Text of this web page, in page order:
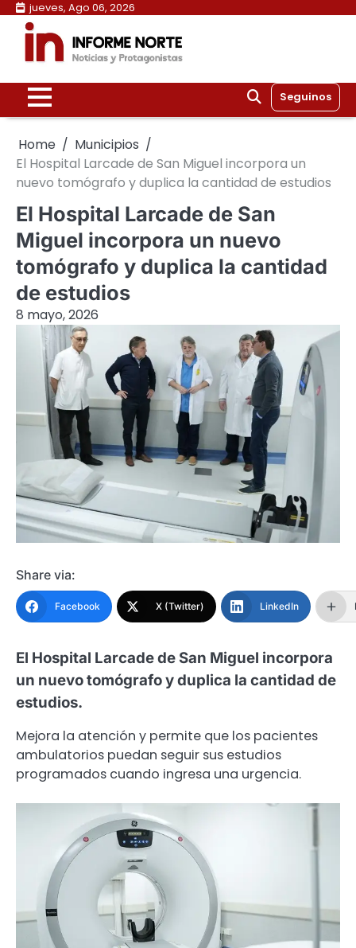
Skip
content
jueves, Ago 06, 2026
Seguinos
Home
Municipios
El Hospital Larcade de San Miguel incorpora un
nuevo tomógrafo y duplica la cantidad de estudios
El Hospital Larcade de San
Miguel incorpora un nuevo
tomógrafo y duplica la cantidad
de estudios
8 mayo, 2026
Share via:
Facebook X (Twitter) LinkedIn
El Hospital Larcade de San Miguel incorpora
un nuevo tomógrafo y duplica la cantidad de
estudios.
Mejora la atención y permite que los pacientes
ambulatorios puedan seguir sus estudios
programados cuando ingresa una urgencia.